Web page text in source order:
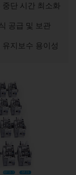
단 시간 최소화
공급 및 보관
지보수 용이성